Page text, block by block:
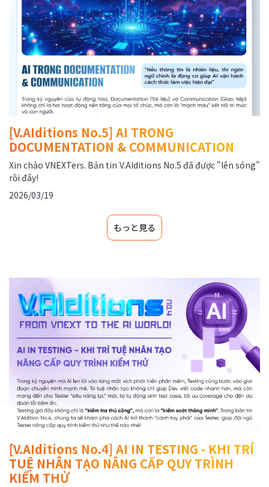
[V.AIditions No.5] AI TRONG
DOCUMENTATION & COMMUNICATION
Xin chào VNEXTers. Bản tin V.AIditions No.5 đã được "lên sóng"
rồi đây!
2026/03/19
もっと見る
[V.AIditions No.4] AI IN TESTING - KHI TRÍ
TUỆ NHÂN TẠO NÂNG CẤP QUY TRÌNH
KIỂM THỬ